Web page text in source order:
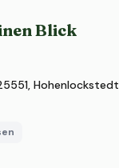
Blick
Hohenlockstedt